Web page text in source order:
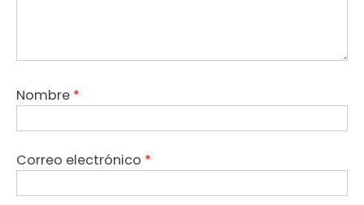
Nombre *
Correo electrónico *